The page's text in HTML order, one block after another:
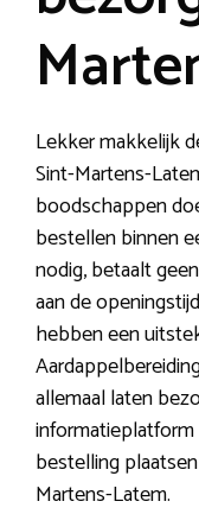
Lekker makkelijk
Sint-Martens-
boodschappen
bestellen binnen
nodig, betaalt
aan de
hebben een
allemaal laten
bestelling
Martens-Latem.